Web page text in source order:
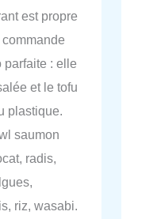
est propre
parfaite : elle
et le tofu
plastique.
saumon
radis,
riz, wasabi.